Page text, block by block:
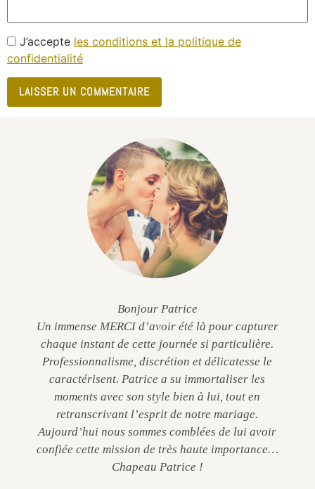
J’accepte les conditions et la politique de
confidentialité
Bonjour Patrice
Un immense MERCI d’avoir été là pour capturer
chaque instant de cette journée si particulière.
Professionnalisme, discrétion et délicatesse le
caractérisent. Patrice a su immortaliser les
moments avec son style bien à lui, tout en
retranscrivant l’esprit de notre mariage.
Aujourd’hui nous sommes comblées de lui avoir
confiée cette mission de très haute importance…
Chapeau Patrice !